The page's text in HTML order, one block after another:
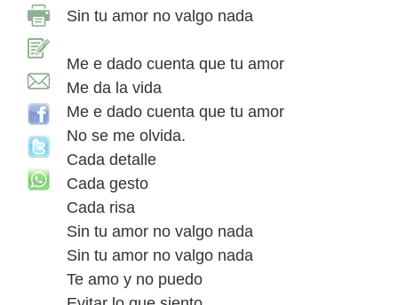
Sin tu amor no valgo nada
Me e dado cuenta que tu amor
Me da la vida
Me e dado cuenta que tu amor
No se me olvida.
Cada detalle
Cada gesto
Cada risa
Sin tu amor no valgo nada
Sin tu amor no valgo nada
Te amo y no puedo